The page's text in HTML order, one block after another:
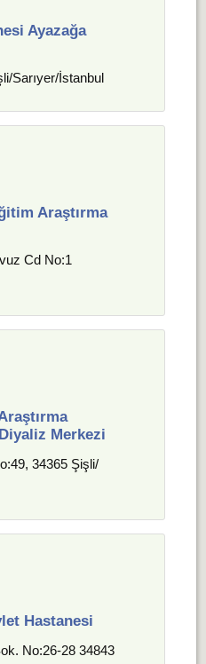
Ayazağa
Sarıyer/İstanbul
Araştırma
Cd No:1
Merkezi
34365 Şişli/
Hastanesi
No:26-28 34843